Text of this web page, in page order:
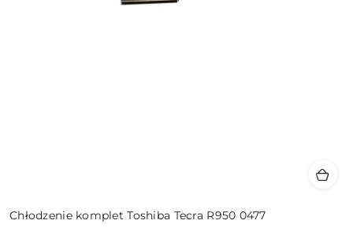
Chłodzenie komplet Toshiba Tecra R950 0477